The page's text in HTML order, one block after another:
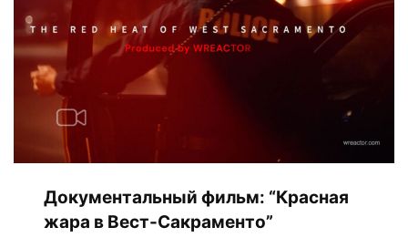
Документальный фильм: “Красная
жара в Вест-Сакраменто”